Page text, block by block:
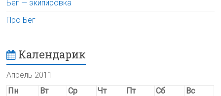
Бег — экипировка
Про Бег
Календарик
Апрель 2011
Пн
Вт Ср Чт Пт Сб
Вс